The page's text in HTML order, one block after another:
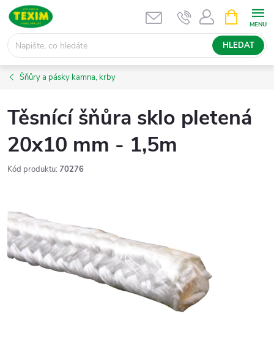
Přejít
obsah
HLEDAT
NÁKUPNÍ
KOŠÍK
Šňůry a pásky kamna, krby
Těsnící šňůra sklo pletená
20x10 mm - 1,5m
Kód produktu: 70276